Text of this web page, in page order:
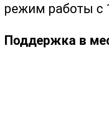
режим работы
Поддержка в